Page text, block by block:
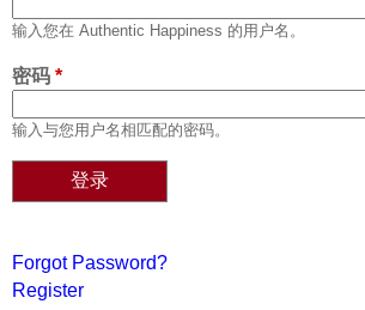
输入您在 Authentic Happiness 的用户名。
密码 *
输入与您用户名相匹配的密码。
Forgot Password?
Register